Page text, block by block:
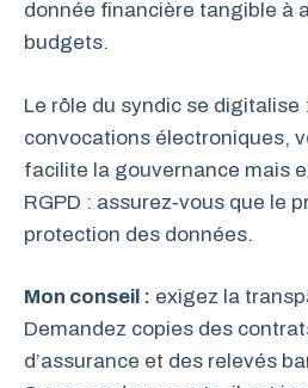
donnée financière tangible à
budgets.
Le rôle du syndic se
convocations électroniques,
facilite la gouvernance mais
RGPD : assurez‑vous que le
protection des données.
Mon conseil : exigez la
Demandez copies des
d’assurance et des relevés